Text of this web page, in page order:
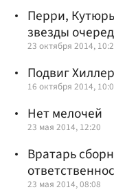
Перри,
звезды
23 октября 2014,
Подвиг
16 октября 2014,
Нет мелочей
23 мая 2014, 12:20
Вратарь
23 мая 2014, 08:08